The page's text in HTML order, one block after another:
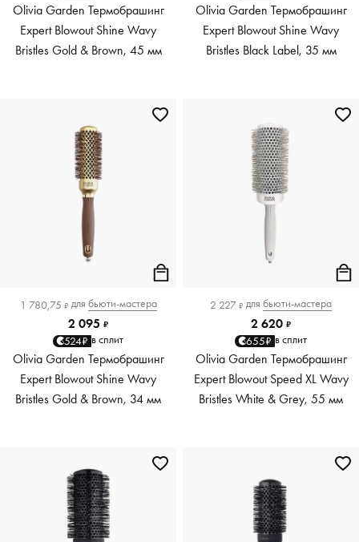
Olivia Garden Термобрашинг
Expert Blowout Shine Wavy
Bristles Gold & Brown, 45 мм
Olivia Garden Термобрашинг
Expert Blowout Shine Wavy
Bristles Black Label, 35 мм
1 780,75 ₽ для бьюти-мастера
2 095 ₽
524₽ в сплит
Olivia Garden Термобрашинг
Expert Blowout Shine Wavy
Bristles Gold & Brown, 34 мм
2 227 ₽ для бьюти-мастера
2 620 ₽
655₽ в сплит
Оlivia Garden Термобрашинг
Expert Blowout Speed XL Wavy
Bristles White & Grey, 55 мм